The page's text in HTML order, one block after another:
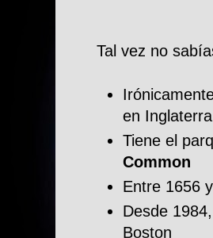
Tal vez no
en Inglaterra
Tiene el
Common
Entre 1656
Desde
Boston